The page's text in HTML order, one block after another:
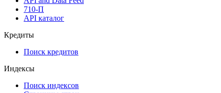
API
API and Data Feed
API каталог
Кредиты
Поиск кредитов